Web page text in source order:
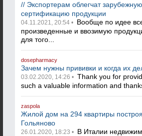
// Экспортерам облегчат зарубежную
сертификацию продукции
04.11.2021, 20:54 • Вообще по идее
произведенные и ввозимую
для того...
dosepharmacy
Зачем нужны прививки и когда их
03.02.2020, 14:26 • Thank you for
such a valuable information and
zaspola
Жилой дом на 294 квартиры
Гольяново
26.01.2020, 18:23 • В Италии